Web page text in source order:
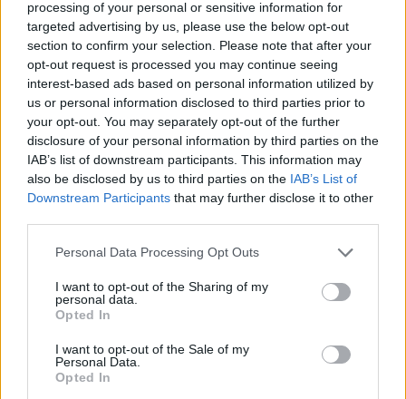
processing of your personal or sensitive information for
targeted advertising by us, please use the below opt-out
section to confirm your selection. Please note that after your
opt-out request is processed you may continue seeing
interest-based ads based on personal information utilized by
us or personal information disclosed to third parties prior to
your opt-out. You may separately opt-out of the further
disclosure of your personal information by third parties on the
IAB’s list of downstream participants. This information may
also be disclosed by us to third parties on the IAB’s List of
Downstream Participants that may further disclose it to other
Personal Data Processing Opt Outs
I want to opt-out of the Sharing of my
personal data.
Opted In
I want to opt-out of the Sale of my
Personal Data.
Opted In
Lanziani, sérült, keret nélkül
Kikiáltási ár:650 000Ft
Aukció:
243. Régi mesterek, 19.
századi művészek
Aukció időpontja: 2019-05-
28 17:00
MEGTEKINTEM
Kikiáltási ár:130 000
Aukció:
243. Régi mesterek, 19.
századi művészek
Aukció időpontja: 2019-05-
28 17:00
MEGTEKINTEM